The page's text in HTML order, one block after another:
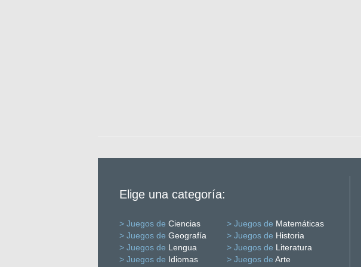
Elige una categoría:
> Juegos de Ciencias > Juegos de Matemáticas
> Juegos de Geografía > Juegos de Historia
> Juegos de Lengua > Juegos de Literatura
> Juegos de Idiomas > Juegos de Arte